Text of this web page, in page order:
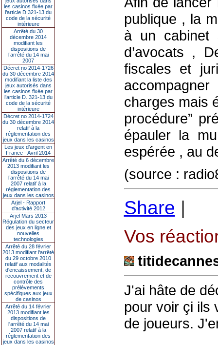
les casinos fixée par
l’article D.321-13 du
code de la sécurité
intérieure
Arrêté du 30
décembre 2014
modifiant les
dispositions de
l’arrêté du 14 mai
2007
Décret no 2014-1726
du 30 décembre 2014
modifiant la liste des
jeux autorisés dans
les casinos fixée par
l’article D. 321-13 du
code de la sécurité
intérieure
Décret no 2014-1724
du 30 décembre 2014
relatif à la
réglementation des
jeux dans les casinos
Les jeux d’argent en
France - Avril 2014
Arrêté du 6 décembre
2013 modifiant les
dispositions de
l’arrêté du 14 mai
2007 relatif à la
réglementation des
jeux dans les casinos
Arjel - Rapport
d'activité 2012
Arjel Mars 2013
Régulation du secteur
des jeux en ligne et
nouvelles
technologies
Arrêté du 28 février
2013 modifiant l'arrêté
du 29 octobre 2010
relatif aux modalités
d'encaissement, de
recouvrement et de
contrôle des
prélèvements
spécifiques aux jeux
de casinos
Arrêté du 14 février
2013 modifiant les
dispositions de
l'arrêté du 14 mai
2007 relatif à la
réglementation des
jeux dans les casinos
publique , la
à un cabinet
d’avocats ,
fiscales et
charges mais
procédure”
épauler la
espérée , au
(source :
Share |
Vos
J'ai hâte de
pour voir çi ils
de joueurs.